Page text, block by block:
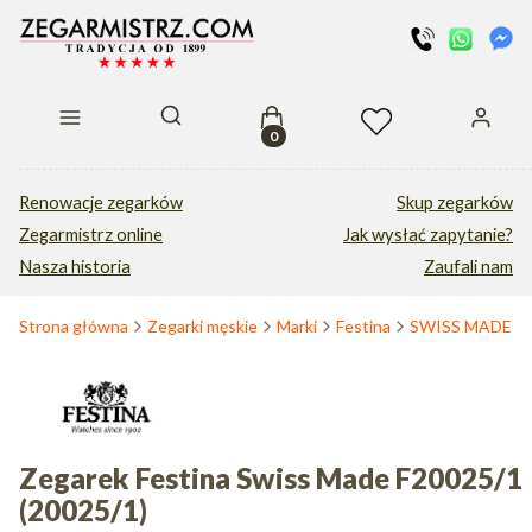
Otwórz wyszukiwarkęProdukty w koszyku: 0. Zobacz
Renowacje zegarków
Zegarmistrz online
Nasza historia
Skup zegarków
Jak wysłać zapytanie?
Zaufali nam
Strona główna Zegarki męskie Marki Festina SWISS MADE
Zegarek Festina Swiss Made F20025/1
(20025/1)